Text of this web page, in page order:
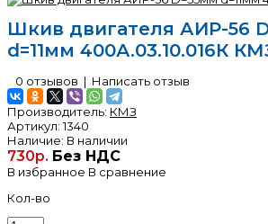
Шкив двигателя АИР-56
d=11мм 400А.03.10.016К
0 отзывов | Написать отзыв
Производитель: КМЗ
Артикул:1340
Наличие: В наличии
730р. Без НДС
В избранное В сравнение
Кол-во